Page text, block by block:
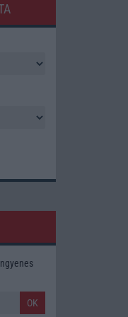
OK